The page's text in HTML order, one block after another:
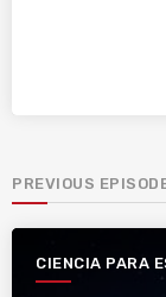
PREVIOUS
CIENCIA PARA